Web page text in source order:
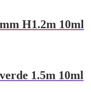
H1.2m 10ml
1.5m 10ml